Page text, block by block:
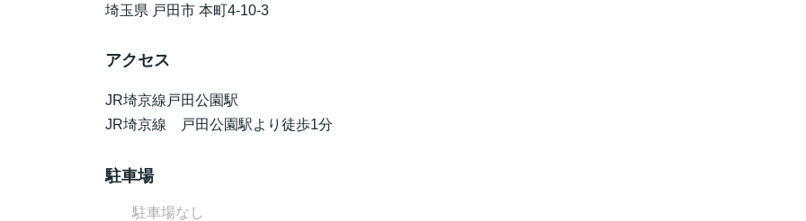
埼玉県 戸田市 本町4-10-3
アクセス
JR埼京線戸田公園駅
JR埼京線 戸田公園駅より徒歩1分
駐車場
駐車場なし